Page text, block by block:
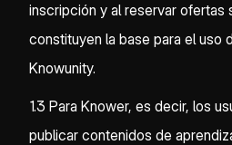
inscripción y al reservar ofertas
constituyen la base para el uso
Knowunity.
1.3 Para Knower, es decir, los
publicar contenidos de